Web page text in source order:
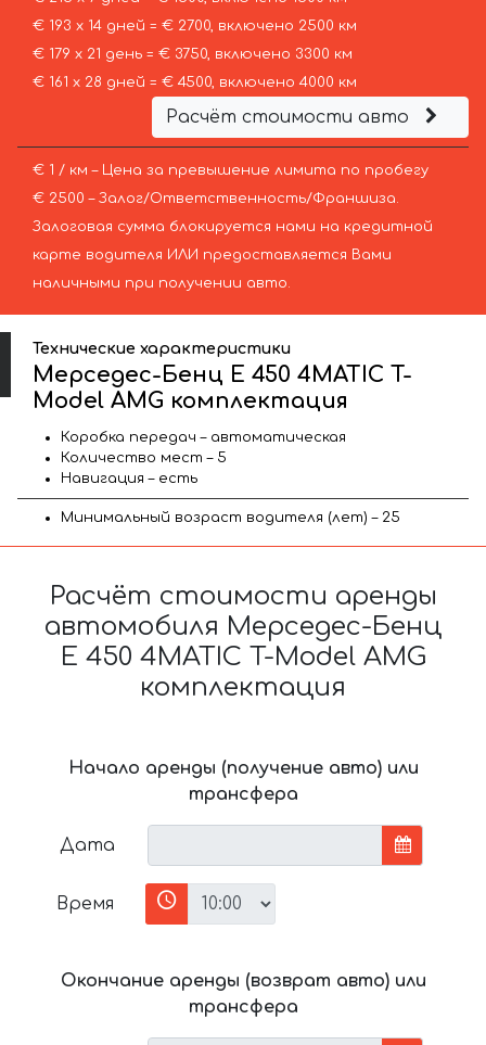
€ 193 х 14 дней = € 2700, включено 2500 км
€ 179 х 21 день = € 3750, включено 3300 км
€ 161 х 28 дней = € 4500, включено 4000 км
Расчёт стоимости авто
€ 1 / км – Цена за превышение лимита по пробегу
€ 2500 – Залог/Ответственность/Франшиза.
Залоговая сумма блокируется нами на кредитной
карте водителя ИЛИ предоставляется Вами
наличными при получении авто.
Технические характеристики
Мерседес-Бенц E 450 4MATIC T-
Model AMG комплектация
Коробка передач – автоматическая
Количество мест – 5
Навигация – есть
Минимальный возраст водителя (лет) – 25
Расчёт стоимости аренды
автомобиля Мерседес-Бенц
E 450 4MATIC T-Model AMG
комплектация
Начало аренды (получение авто) или
трансфера
Дата
Время
Окончание аренды (возврат авто) или
трансфера